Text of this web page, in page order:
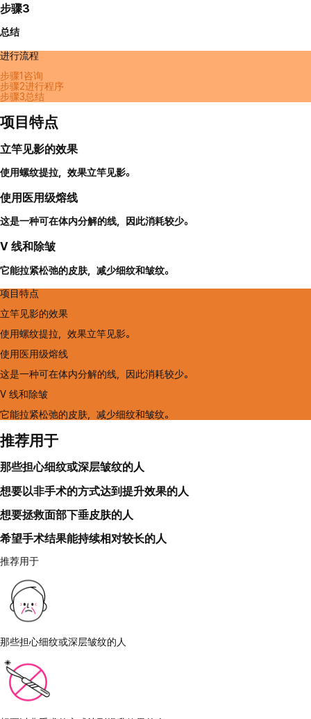
步骤3
总结
进行流程
步骤1 咨询
步骤2进行程序
步骤3总结
项目特点
立竿见影的效果
使用螺纹提拉，效果立竿见影。
使用医用级熔线
这是一种可在体内分解的线，因此消耗较少。
V 线和除皱
它能拉紧松弛的皮肤，减少细纹和皱纹。
项目特点
立竿见影的效果
使用螺纹提拉，效果立竿见影。
使用医用级熔线
这是一种可在体内分解的线，因此消耗较少。
V 线和除皱
它能拉紧松弛的皮肤，减少细纹和皱纹。
推荐用于
那些担心细纹或深层皱纹的人
想要以非手术的方式达到提升效果的人
想要拯救面部下垂皮肤的人
希望手术结果能持续相对较长的人
推荐用于
那些担心细纹或深层皱纹的人